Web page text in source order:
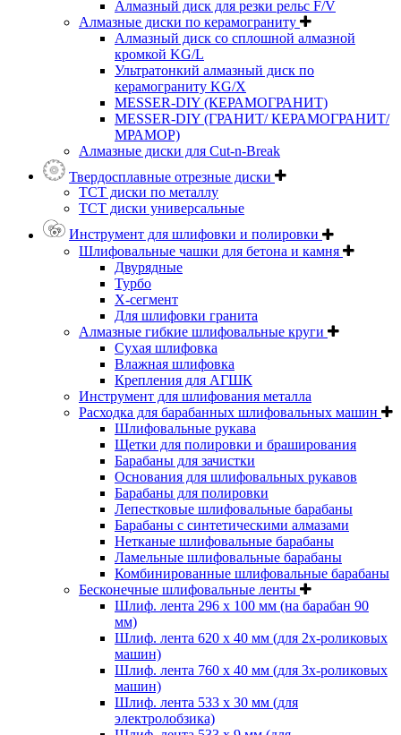
Алмазный диск для резки рельс F/V
Алмазные диски по керамограниту
Алмазный диск со сплошной алмазной
кромкой KG/L
Ультратонкий алмазный диск по
керамограниту KG/X
MESSER-DIY (КЕРАМОГРАНИТ)
MESSER-DIY (ГРАНИТ/ КЕРАМОГРАНИТ/
МРАМОР)
Алмазные диски для Cut-n-Break
Твердосплавные отрезные диски
ТСТ диски по металлу
ТСТ диски универсальные
Инструмент для шлифовки и полировки
Шлифовальные чашки для бетона и камня
Двурядные
Турбо
Х-сегмент
Для шлифовки гранита
Алмазные гибкие шлифовальные круги
Cухая шлифовка
Влажная шлифовка
Крепления для АГШК
Инструмент для шлифования металла
Расходка для барабанных шлифовальных машин
Шлифовальные рукава
Щетки для полировки и браширования
Барабаны для зачистки
Основания для шлифовальных рукавов
Барабаны для полировки
Лепестковые шлифовальные барабаны
Барабаны с синтетическими алмазами
Нетканые шлифовальные барабаны
Ламельные шлифовальные барабаны
Комбинированные шлифовальные барабаны
Бесконечные шлифовальные ленты
Шлиф. лента 296 х 100 мм (на барабан 90
мм)
Шлиф. лента 620 х 40 мм (для 2х-роликовых
машин)
Шлиф. лента 760 х 40 мм (для 3х-роликовых
машин)
Шлиф. лента 533 х 30 мм (для
электролобзика)